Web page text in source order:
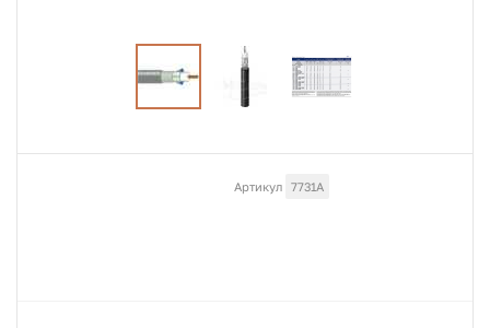
Артикул 7731A